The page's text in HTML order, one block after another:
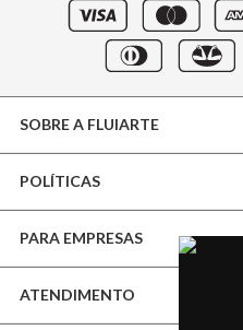
SOBRE A FLUIARTE
THE WORLD OF FLUIARTE
NOSSA BOUTIQUE
ACESSE NOSSO BLOG
POLÍTICAS
CERTIFICADO DE GARANTIA
ENTREGA E CONDIÇÕES
PARA EMPRESAS
ATACADO E VAREJO
ATENDIMENTO